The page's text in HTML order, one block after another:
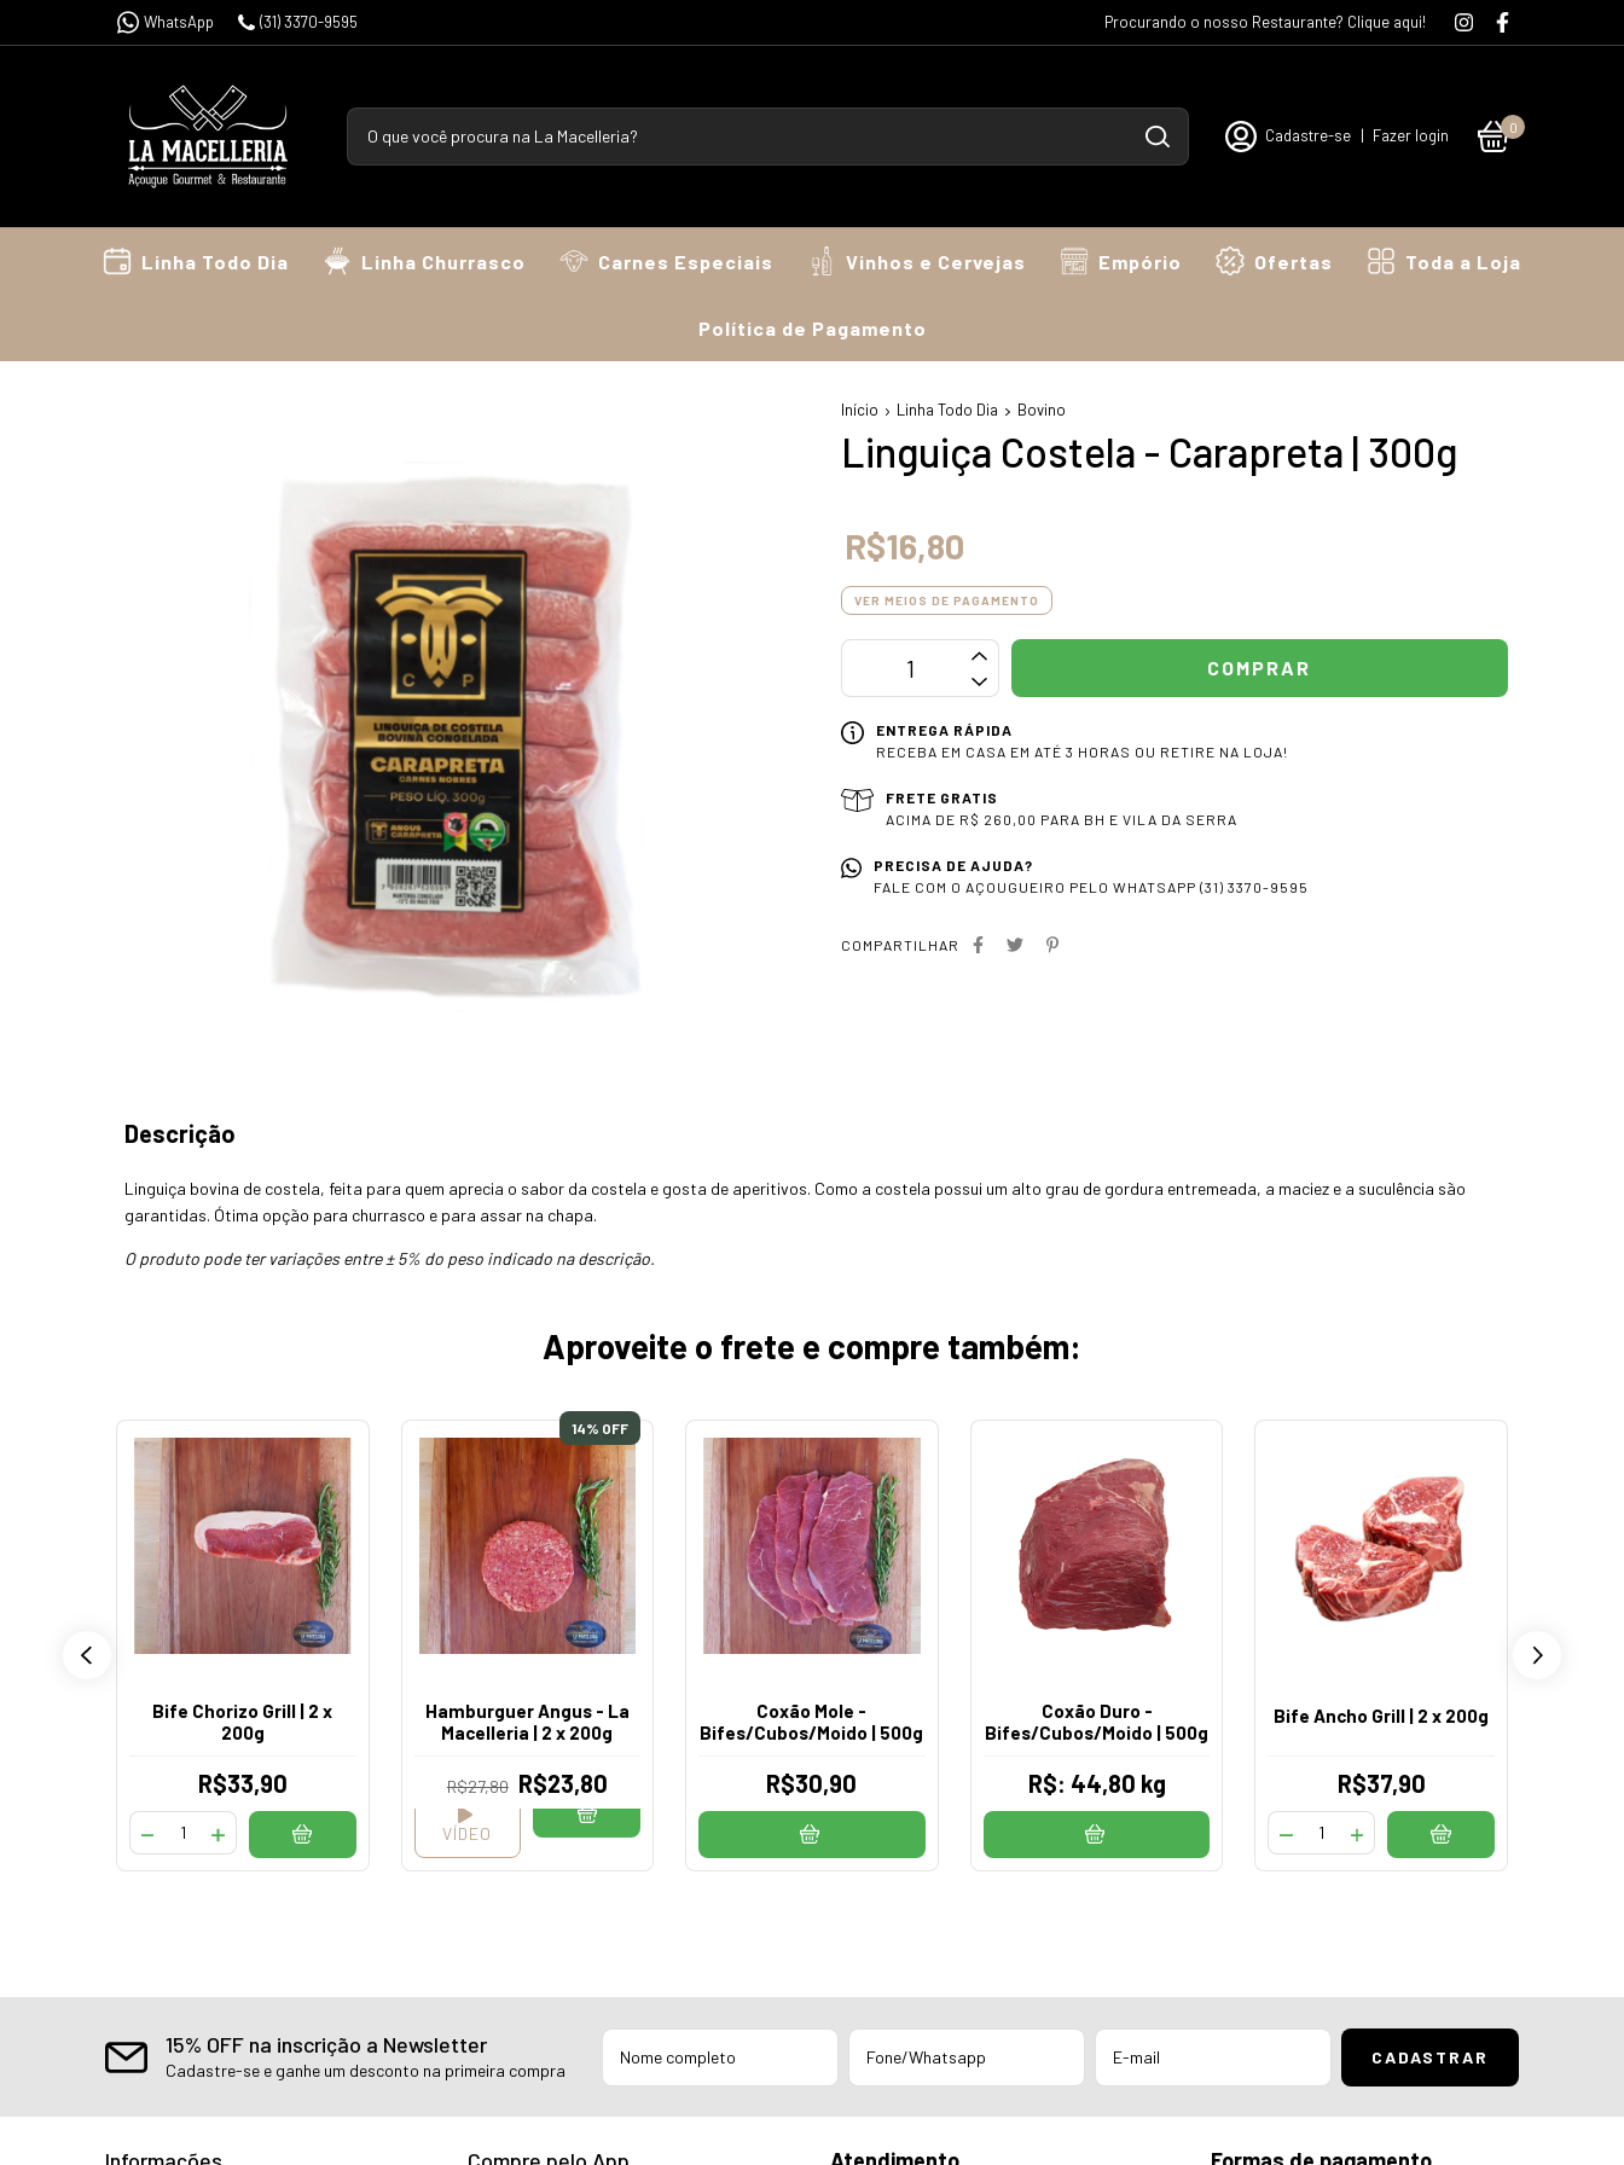
WhatsApp (31) 3370-9595 Procurando o nosso Restaurante? Clique aqui!
Cadastre-se | Fazer login 0
Linha Todo Dia Linha Churrasco Carnes Especiais Vinhos e Cervejas Empório Ofertas Toda a Loja
Política de Pagamento
Início Linha Todo Dia Bovino
Linguiça Costela - Carapreta | 300g
R$16,80
VER MEIOS DE PAGAMENTO
ENTREGA RÁPIDA
RECEBA EM CASA EM ATÉ 3 HORAS OU RETIRE NA LOJA!
FRETE GRATIS
ACIMA DE R$ 260,00 PARA BH E VILA DA SERRA
PRECISA DE AJUDA?
FALE COM O AÇOUGUEIRO PELO WHATSAPP (31) 3370-9595
COMPARTILHAR
Descrição
Linguiça bovina de costela, feita para quem aprecia o sabor da costela e gosta de aperitivos. Como a costela possui um alto grau de gordura entremeada, a maciez e a suculência são
garantidas. Ótima opção para churrasco e para assar na chapa.
O produto pode ter variações entre ± 5% do peso indicado na descrição.
Aproveite o frete e compre também:
Bife Chorizo Grill | 2 x
200g
R$33,90
14% OFF
Hamburguer Angus - La
Macelleria | 2 x 200g
R$27,80 R$23,80
VÍDEO
Coxão Mole -
Bifes/Cubos/Moido | 500g
R$30,90
Coxão Duro -
Bifes/Cubos/Moido | 500g
R$: 44,80 kg
Bife Ancho Grill | 2 x 200g
R$37,90
15% OFF na inscrição a Newsletter
Cadastre-se e ganhe um desconto na primeira compra